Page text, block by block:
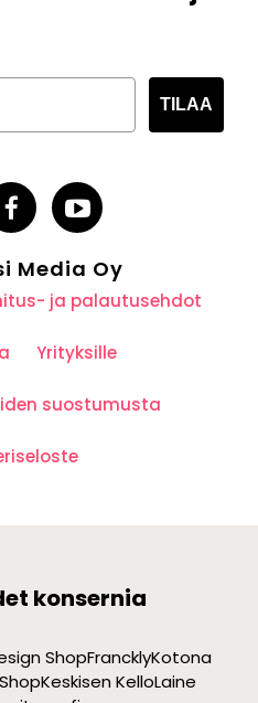
TILAA
Media Oy
ja palautusehdot
Yrityksille
suostumusta
konsernia
ShopFrancklyKotona
Keskisen KelloLaine